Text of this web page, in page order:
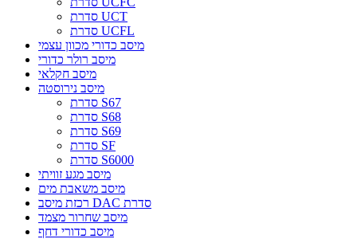
סדרת UCT
סדרת UCFL
מיסב כדורי מכוון עצמי
מיסב רולר כדורי
מיסב חקלאי
מיסב נירוסטה
סדרת S67
סדרת S68
סדרת S69
סדרת SF
סדרת S6000
מיסב מגע זוויתי
מיסב משאבת מים
רכזת מיסב DAC סדרת
מיסב שחרור מצמד
מיסב כדורי דחף